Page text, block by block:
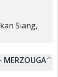
Siang,
MERZOUGA